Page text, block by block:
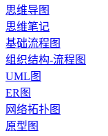
思维导图
思维笔记
基础流程图
组织结构-流程图
UML图
ER图
网络拓扑图
原型图